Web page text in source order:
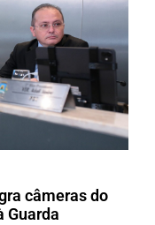
câmeras do
Guarda